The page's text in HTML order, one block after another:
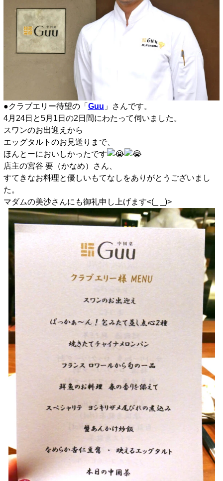
●クラブエリー待望の「 Guu 」さんです。
4月24日と5月1日の2日間にわたって伺いました。
スワンのお出迎えから
エッグタルトのお見送りまで、
ほんとーにおいしかったです
店主の宮谷 要（かなめ）さん、
すてきなお料理と優しいもてなしをありがとうございまし
た。
マダムの美沙さんにも御礼申し上げます<(_ _)>